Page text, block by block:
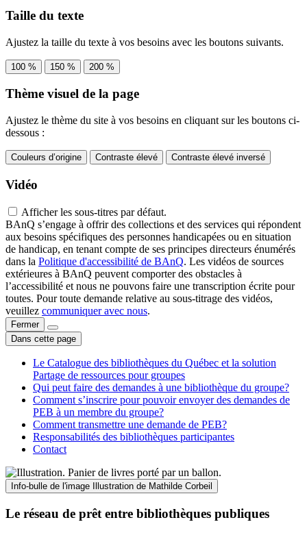
Taille du texte
Ajustez la taille du texte à vos besoins avec les boutons suivants.
100 % 150 % 200 %
Thème visuel de la page
Ajustez le thème du site à vos besoins en cliquant sur les boutons ci-
dessous :
Couleurs d’origine Contraste élevé Contraste élevé inversé
Vidéo
Afficher les sous-titres par défaut.
BAnQ s’engage à offrir des collections et des services qui répondent
aux besoins spécifiques des personnes handicapées ou en situation
de handicap, en tenant compte de ses principes directeurs énumérés
dans la Politique d'accessibilité de BAnQ. Les vidéos de sources
extérieures à BAnQ peuvent comporter des obstacles à
l’accessibilité et nous ne pouvons faire une transcription écrite pour
toutes. Pour toute demande relative au sous-titrage des vidéos,
veuillez communiquer avec nous.
Fermer
Dans cette page
Le Catalogue des bibliothèques du Québec et la solution
Partage de ressources pour groupes
Qui peut faire des demandes à une bibliothèque du groupe?
Comment s’inscrire pour pouvoir envoyer des demandes de
PEB à un membre du groupe?
Comment transmettre une demande de PEB?
Responsabilités des bibliothèques participantes
Contact
Info-bulle de l'image Illustration de Mathilde Corbeil
Le réseau de prêt entre bibliothèques publiques